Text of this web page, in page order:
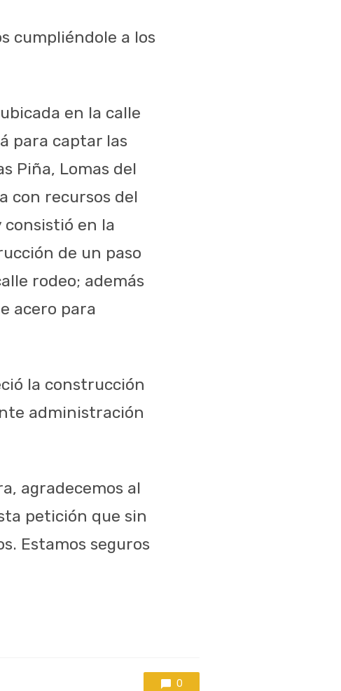
cumpliéndole a los
en la calle
para captar las
Piña, Lomas del
con recursos del
en la
de un paso
rodeo; además
acero para
la construcción
administración
agradecemos al
petición que sin
Estamos seguros
0